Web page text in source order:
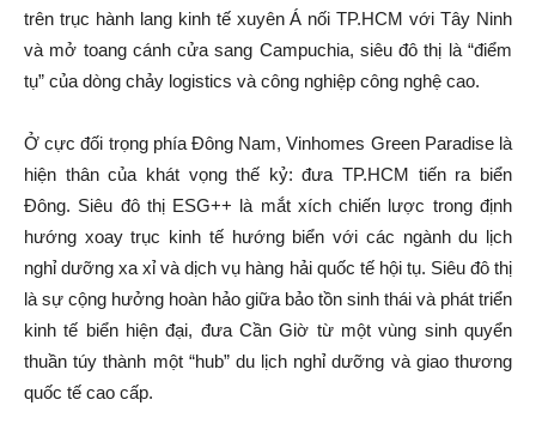
trên trục hành lang kinh tế xuyên Á nối TP.HCM với Tây Ninh
và mở toang cánh cửa sang Campuchia, siêu đô thị là “điểm
tụ” của dòng chảy logistics và công nghiệp công nghệ cao.
Ở cực đối trọng phía Đông Nam, Vinhomes Green Paradise là
hiện thân của khát vọng thế kỷ: đưa TP.HCM tiến ra biển
Đông. Siêu đô thị ESG++ là mắt xích chiến lược trong định
hướng xoay trục kinh tế hướng biển với các ngành du lịch
nghỉ dưỡng xa xỉ và dịch vụ hàng hải quốc tế hội tụ. Siêu đô thị
là sự cộng hưởng hoàn hảo giữa bảo tồn sinh thái và phát triển
kinh tế biển hiện đại, đưa Cần Giờ từ một vùng sinh quyển
thuần túy thành một “hub” du lịch nghỉ dưỡng và giao thương
quốc tế cao cấp.